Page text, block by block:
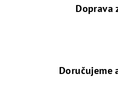
Doprava
Doručujeme